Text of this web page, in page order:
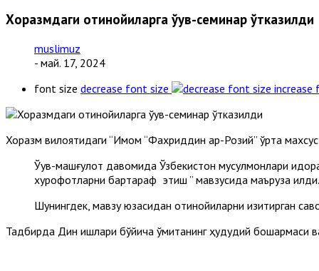
Хоразмдаги отинойиларга ўқув-семинар ўтказилди
muslimuz
- май. 17, 2024
font size decrease font size increase
Хоразм вилоятидаги “Имом “Фахриддин ар-Розий” ўрта
Ўқув-машғулот давомида Ўзбекистон мусулмонлари
хурофотларни бартараф этиш ” мавзусида маъруза қилди.
Шунингдек, мавзу юзасидан отинойиларни қизиқтирган
Тадбирда Дин ишлари бўйича қўмитанинг ҳудудий